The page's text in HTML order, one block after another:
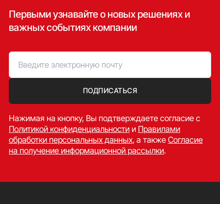
Первыми узнавайте о новых решениях и
важных событиях компании
ПОДПИСАТЬСЯ
Нажимая на кнопку, Вы подтверждаете согласие c
Политикой конфиденциальностии Правилами
обработки персональных данных, а также Согласие
на получение информационной рассылки.